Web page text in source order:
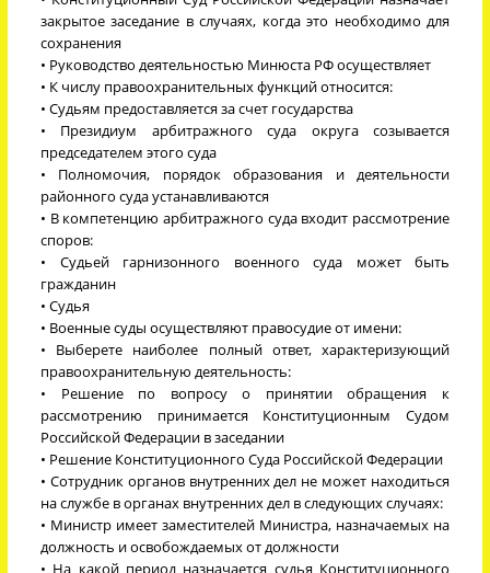
закрытое заседание в случаях, когда это необходимо для
сохранения
• Руководство деятельностью Минюста РФ осуществляет
• К числу правоохранительных функций относится:
• Судьям предоставляется за счет государства
• Президиум арбитражного суда округа созывается
председателем этого суда
• Полномочия, порядок образования и деятельности
районного суда устанавливаются
• В компетенцию арбитражного суда входит рассмотрение
споров:
• Судьей гарнизонного военного суда может быть
гражданин
• Судья
• Военные суды осуществляют правосудие от имени:
• Выберете наиболее полный ответ, характеризующий
правоохранительную деятельность:
• Решение по вопросу о принятии обращения к
рассмотрению принимается Конституционным Судом
Российской Федерации в заседании
• Решение Конституционного Суда Российской Федерации
• Сотрудник органов внутренних дел не может находиться
на службе в органах внутренних дел в следующих случаях:
• Министр имеет заместителей Министра, назначаемых на
должность и освобождаемых от должности
• На какой период назначается судья Конституционного